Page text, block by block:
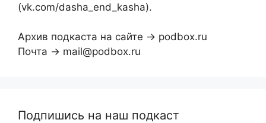
(vk.com/dasha_end_kasha).
Архив подкаста на сайте → podbox.ru
Почта → mail@podbox.ru
Подпишись на наш подкаст